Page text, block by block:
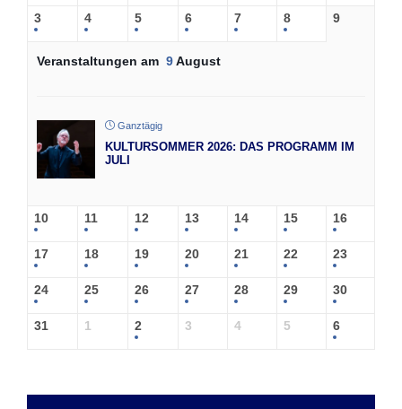
3 4 5 6 7 8 9
Veranstaltungen am 9August
Ganztägig
KULTURSOMMER 2026: DAS PROGRAMM IM
JULI
10 11 12 13 14 15 16
17 18 19 20 21 22 23
24 25 26 27 28 29 30
31 1 2 3 4 5 6